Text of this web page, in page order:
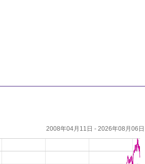
2008年04月11日 - 2026年08月06日